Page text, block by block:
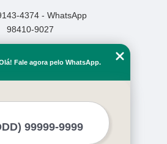
4374 - WhatsApp
98410-9027
Empresa
Missão
Mapa do site
Fale agora pelo WhatsApp.